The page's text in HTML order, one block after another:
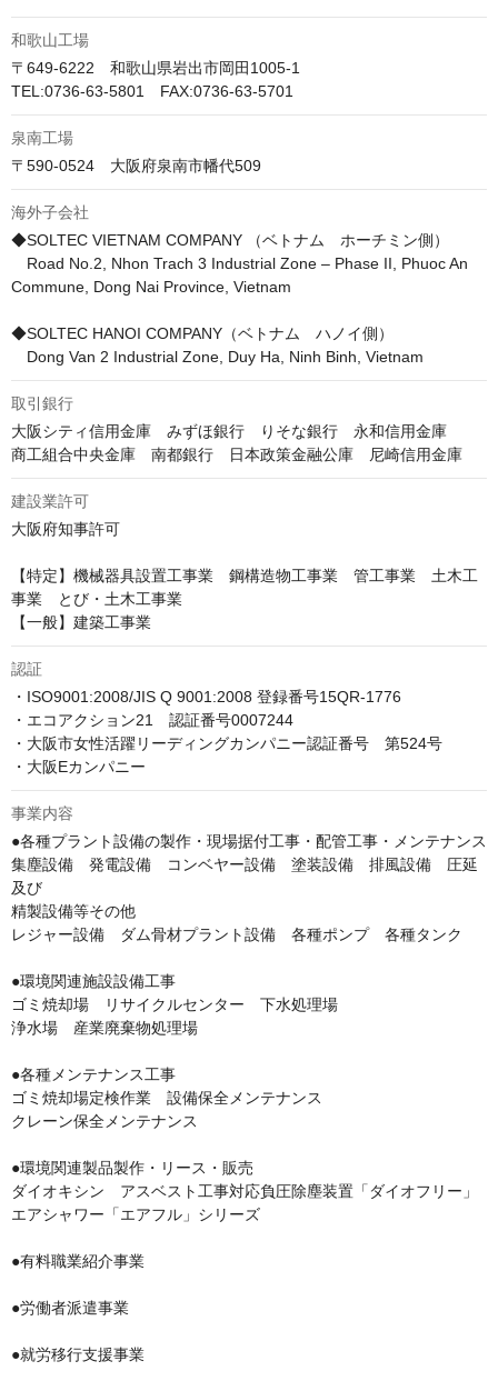
和歌山工場
〒649-6222　和歌山県岩出市岡田1005-1
TEL:0736-63-5801　FAX:0736-63-5701
泉南工場
〒590-0524　大阪府泉南市幡代509
海外子会社
◆SOLTEC VIETNAM COMPANY （ベトナム　ホーチミン側）
Road No.2, Nhon Trach 3 Industrial Zone – Phase II, Phuoc An
Commune, Dong Nai Province, Vietnam
◆SOLTEC HANOI COMPANY（ベトナム　ハノイ側）
Dong Van 2 Industrial Zone, Duy Ha, Ninh Binh, Vietnam
取引銀行
大阪シティ信用金庫　みずほ銀行　りそな銀行　永和信用金庫
商工組合中央金庫　南都銀行　日本政策金融公庫　尼崎信用金庫
建設業許可
大阪府知事許可
【特定】機械器具設置工事業　鋼構造物工事業　管工事業　土木工
事業　とび・土木工事業
【一般】建築工事業
認証
・ISO9001:2008/JIS Q 9001:2008 登録番号15QR-1776
・エコアクション21　認証番号0007244
・大阪市女性活躍リーディングカンパニー認証番号　第524号
・大阪Eカンパニー
事業内容
●各種プラント設備の製作・現場据付工事・配管工事・メンテナンス
集塵設備　発電設備　コンベヤー設備　塗装設備　排風設備　圧延
及び
精製設備等その他
レジャー設備　ダム骨材プラント設備　各種ポンプ　各種タンク
●環境関連施設設備工事
ゴミ焼却場　リサイクルセンター　下水処理場
浄水場　産業廃棄物処理場
●各種メンテナンス工事
ゴミ焼却場定検作業　設備保全メンテナンス
クレーン保全メンテナンス
●環境関連製品製作・リース・販売
ダイオキシン　アスベスト工事対応負圧除塵装置「ダイオフリー」
エアシャワー「エアフル」シリーズ
●有料職業紹介事業
●労働者派遣事業
●就労移行支援事業